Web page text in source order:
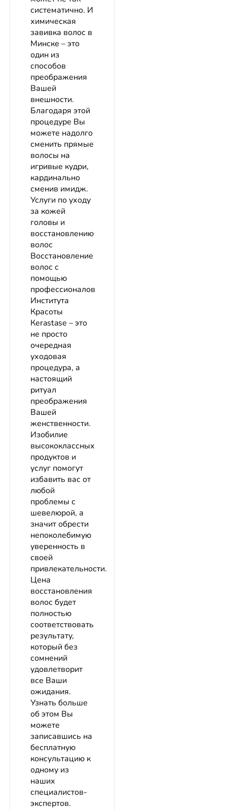
систематично. И
химическая
завивка волос в
Минске – это
один из
способов
преображения
Вашей
внешности.
Благодаря этой
процедуре Вы
можете надолго
сменить прямые
волосы на
игривые кудри,
кардинально
сменив имидж.
Услуги по уходу
за кожей
головы и
восстановлению
волос
Восстановление
волос с
помощью
профессионалов
Института
Красоты
Кerastase – это
не просто
очередная
уходовая
процедура, а
настоящий
ритуал
преображения
Вашей
женственности.
Изобилие
высококлассных
продуктов и
услуг помогут
избавить вас от
любой
проблемы с
шевелюрой, а
значит обрести
непоколебимую
уверенность в
своей
привлекательности.
Цена
восстановления
волос будет
полностью
соответствовать
результату,
который без
сомнений
удовлетворит
все Ваши
ожидания.
Узнать больше
об этом Вы
можете
записавшись на
бесплатную
консультацию к
одному из
наших
специалистов-
экспертов.